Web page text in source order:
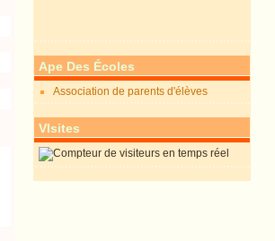
Ape Des Écoles
Association de parents d'élèves
VIsites